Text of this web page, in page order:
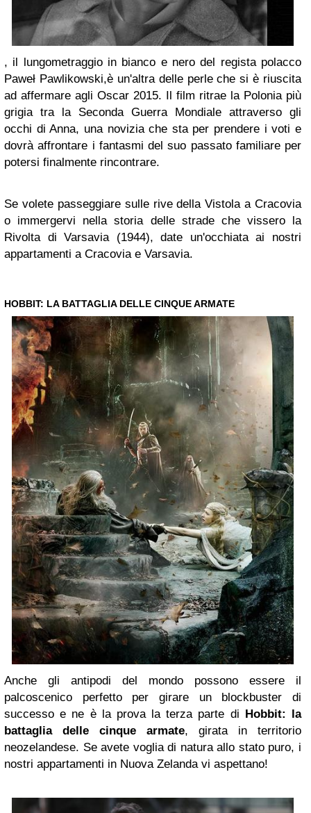
, il lungometraggio in bianco e nero del regista polacco
Paweł Pawlikowski,è un'altra delle perle che si è riuscita
ad affermare agli Oscar 2015. Il film ritrae la Polonia più
grigia tra la Seconda Guerra Mondiale attraverso gli
occhi di Anna, una novizia che sta per prendere i voti e
dovrà affrontare i fantasmi del suo passato familiare per
potersi finalmente rincontrare.
Se volete passeggiare sulle rive della Vistola a Cracovia
o immergervi nella storia delle strade che vissero la
Rivolta di Varsavia (1944), date un'occhiata ai nostri
appartamenti a Cracovia e Varsavia.
HOBBIT: LA BATTAGLIA DELLE CINQUE ARMATE
Anche gli antipodi del mondo possono essere il
palcoscenico perfetto per girare un blockbuster di
successo e ne è la prova la terza parte di Hobbit: la
battaglia delle cinque armate, girata in territorio
neozelandese. Se avete voglia di natura allo stato puro, i
nostri appartamenti in Nuova Zelanda vi aspettano!